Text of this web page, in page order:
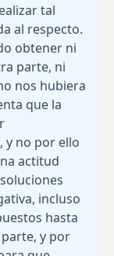
tal
al respecto.
obtener ni
parte, ni
nos hubiera
que la
y no por ello
actitud
incluso
hasta
y por